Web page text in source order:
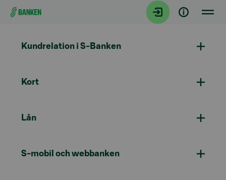
Gå direkt till innehållet
Kundrelation i S-Banken
Kort
Lån
S-mobil och webbanken